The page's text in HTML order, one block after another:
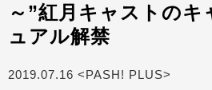
～”紅月キャストの
ュアル解禁
2019.07.16 <PASH! PLUS>